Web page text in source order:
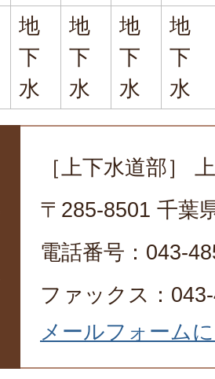
地
下
水
地
下
水
地
下
水
地
下
水
［上下水道部］
〒285-8501 千葉
電話番号：043-
ファックス：
メールフォーム